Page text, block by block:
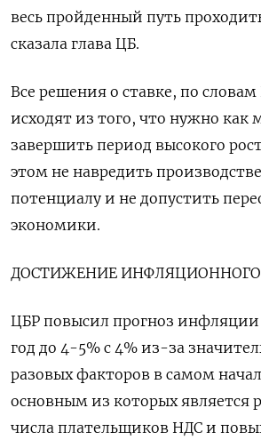
весь пройденный путь
сказала глава ЦБ.
Все решения о ставке, по
исходят из того, что нужно как
завершить период высокого
этом не навредить
потенциалу и не допустить
экономики.
ДОСТИЖЕНИЕ ИНФЛЯЦИОННОГО
ЦБР повысил прогноз
год до 4-5% с 4% из-за
разовых факторов в самом
основным из которых является
числа плательщиков НДС и